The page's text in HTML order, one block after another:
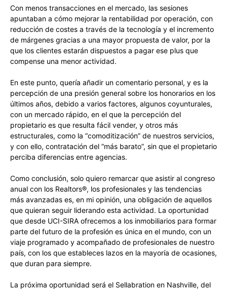
Con menos transacciones en el mercado, las sesiones
apuntaban a cómo mejorar la rentabilidad por operación, con
reducción de costes a través de la tecnología y el incremento
de márgenes gracias a una mayor propuesta de valor, por la
que los clientes estarán dispuestos a pagar ese plus que
compense una menor actividad.
En este punto, quería añadir un comentario personal, y es la
percepción de una presión general sobre los honorarios en los
últimos años, debido a varios factores, algunos coyunturales,
con un mercado rápido, en el que la percepción del
propietario es que resulta fácil vender, y otros más
estructurales, como la “comoditización” de nuestros servicios,
y con ello, contratación del “más barato”, sin que el propietario
perciba diferencias entre agencias.
Como conclusión, solo quiero remarcar que asistir al congreso
anual con los Realtors®, los profesionales y las tendencias
más avanzadas es, en mi opinión, una obligación de aquellos
que quieran seguir liderando esta actividad. La oportunidad
que desde UCI-SIRA ofrecemos a los inmobiliarios para formar
parte del futuro de la profesión es única en el mundo, con un
viaje programado y acompañado de profesionales de nuestro
país, con los que estableces lazos en la mayoría de ocasiones,
que duran para siempre.
La próxima oportunidad será el Sellabration en Nashville, del